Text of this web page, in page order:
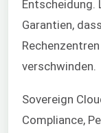
Entscheidung.
Garantien,
verschwinden.
Sovereign
Compliance,